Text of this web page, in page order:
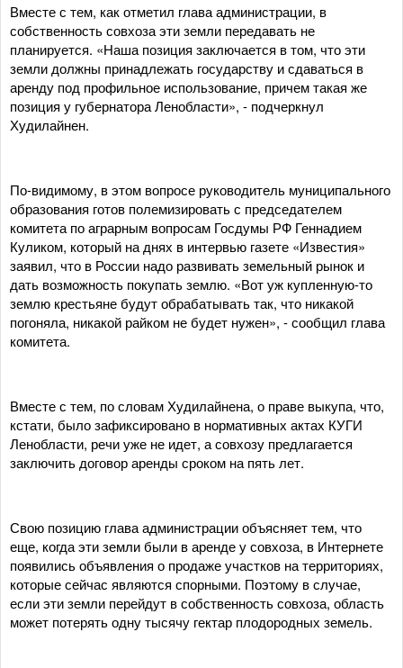
Вместе с тем, как отметил глава администрации, в
собственность совхоза эти земли передавать не
планируется. «Наша позиция заключается в том, что эти
земли должны принадлежать государству и сдаваться в
аренду под профильное использование, причем такая же
позиция у губернатора Ленобласти», - подчеркнул
Худилайнен.
По-видимому, в этом вопросе руководитель муниципального
образования готов полемизировать с председателем
комитета по аграрным вопросам Госдумы РФ Геннадием
Куликом, который на днях в интервью газете «Известия»
заявил, что в России надо развивать земельный рынок и
дать возможность покупать землю. «Вот уж купленную-то
землю крестьяне будут обрабатывать так, что никакой
погоняла, никакой райком не будет нужен», - сообщил глава
комитета.
Вместе с тем, по словам Худилайнена, о праве выкупа, что,
кстати, было зафиксировано в нормативных актах КУГИ
Ленобласти, речи уже не идет, а совхозу предлагается
заключить договор аренды сроком на пять лет.
Свою позицию глава администрации объясняет тем, что
еще, когда эти земли были в аренде у совхоза, в Интернете
появились объявления о продаже участков на территориях,
которые сейчас являются спорными. Поэтому в случае,
если эти земли перейдут в собственность совхоза, область
может потерять одну тысячу гектар плодородных земель.